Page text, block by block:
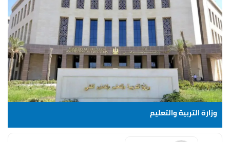
وزارة التربية والتعليم